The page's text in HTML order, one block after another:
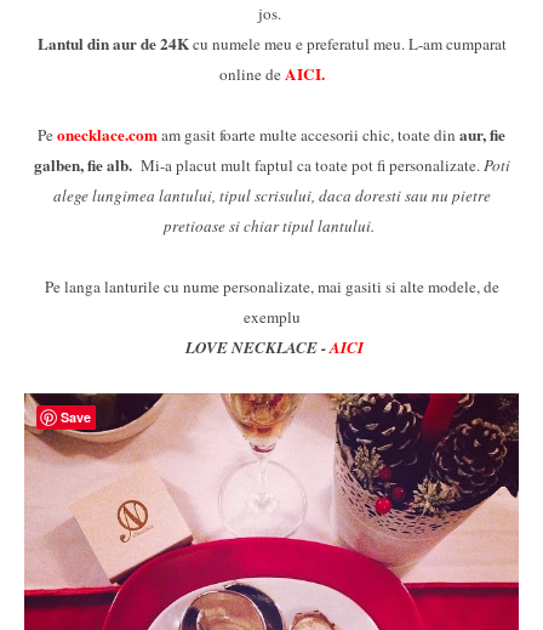
jos.
Lantul din aur de 24Kcu numele meu e preferatul meu. L-am cumparat
online deAICI.
Peonecklace.comam gasit foarte multe accesorii chic, toate din aur, fie
galben, fie alb. Mi-a placut mult faptul ca toate pot fi personalizate.Poti
alege lungimea lantului, tipul scrisului, daca doresti sau nu pietre
pretioase si chiar tipul lantului.
Pe langa lanturile cu nume personalizate, mai gasiti si alte modele, de
exemplu
LOVE NECKLACE -AICI
Save